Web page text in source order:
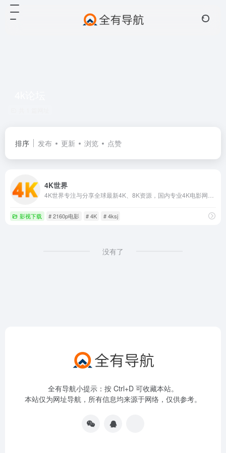
排序 发布 更新 浏览 点赞
4K世界
影视下载 # 2160p电影 # 4K # 4ksj
没有了
全有导航小提示：按 Ctrl+D 可收藏本站。
本站仅为网址导航，所有信息均来源于网络，仅供参考。